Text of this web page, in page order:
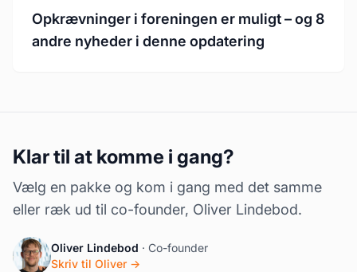
Opkrævninger i foreningen er muligt – og 8
andre nyheder i denne opdatering
Klar til at komme i gang?
Vælg en pakke og kom i gang med det samme
eller ræk ud til co-founder, Oliver Lindebod.
Oliver Lindebod · Co-founder
Skriv til Oliver →